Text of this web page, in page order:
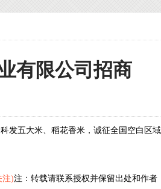
有限公司招商
发五大米、稻花香米，诚征全国空白区
注)注：转载请联系授权并保留出处和作者